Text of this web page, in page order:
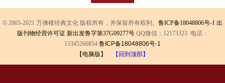
© 2005-2021 万佛楼经典文化 版权所有，并保留所有权利。 鲁ICP备18048806号-1 出
版刊物经营许可证 新出发鲁字第37G09277号 QQ微信：12173323 电话：
13345266854 鲁ICP备18048806号-1
【电脑版】
【回到顶部】